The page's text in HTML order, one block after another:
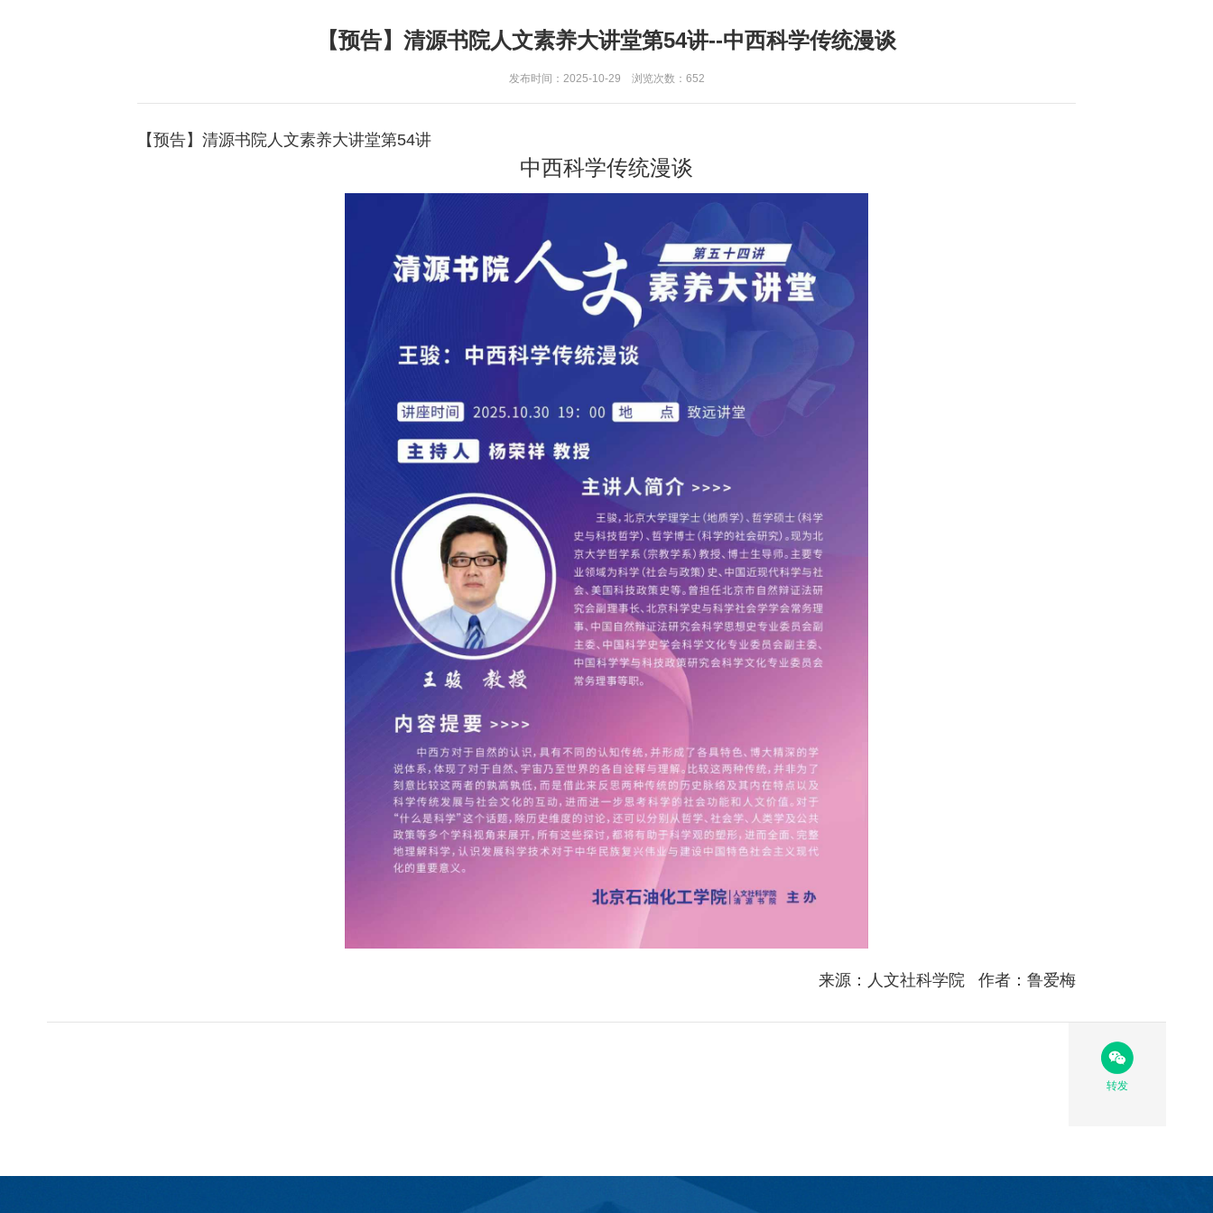
【预告】清源书院人文素养大讲堂第54讲--中西科学传统漫谈
发布时间：2025-10-29 浏览次数： 652
【预告】清源书院人文素养大讲堂第54讲
中西科学传统漫谈
来源：人文社科学院 作者：鲁爱梅
转发